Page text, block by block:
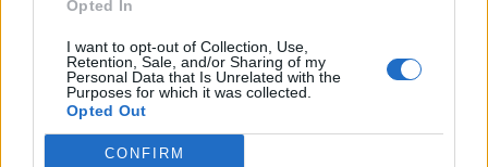
Opted In
I want to opt-out of Collection, Use,
Retention, Sale, and/or Sharing of my
Personal Data that Is Unrelated with the
Purposes for which it was collected.
Opted Out
CONFIRM